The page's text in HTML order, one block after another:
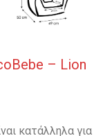
– Lion
κατάλληλα για